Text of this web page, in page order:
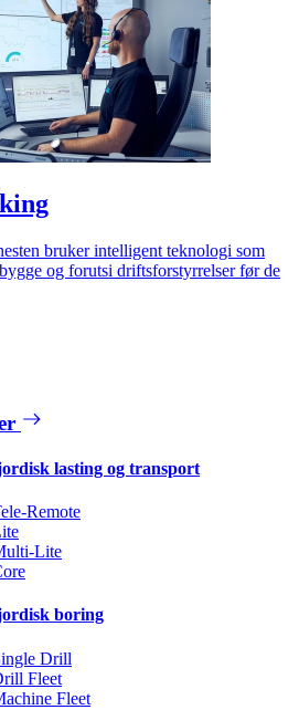
bruker intelligent teknologi som
og forutsi driftsforstyrrelser før de
lasting og transport
Remote
Lite
boring
Drill
Fleet
Fleet